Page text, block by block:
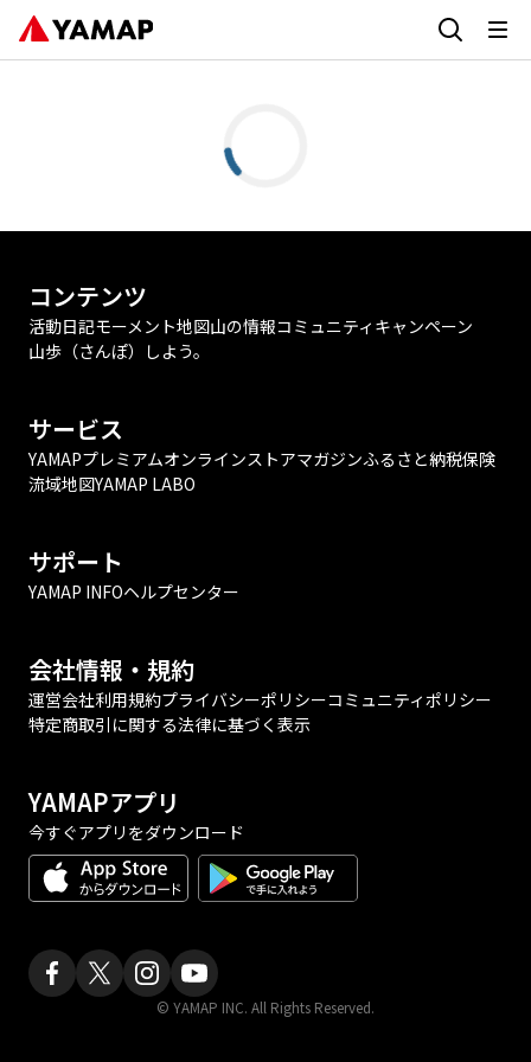
コンテンツ
活動日記モーメント地図山の情報コミュニティ キャンペーン
山歩（さんぽ）しよう。
サービス
YAMAPプレミアムオンラインストアマガジンふるさと納税保険
流域地図YAMAP LABO
サポート
YAMAP INFOヘルプセンター
会社情報・規約
運営会社利用規約プライバシーポリシーコミュニティポリシー
特定商取引に関する法律に基づく表示
YAMAPアプリ
今すぐアプリをダウンロード
© YAMAP INC. All Rights Reserved.